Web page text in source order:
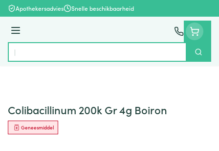
Ga naar de inhoud
Apothekersadvies Snelle beschikbaarheid
Menu
Product, merk, categorie...
Zoek
Colibacillinum 200k Gr 4g Boiron
Geneesmiddel